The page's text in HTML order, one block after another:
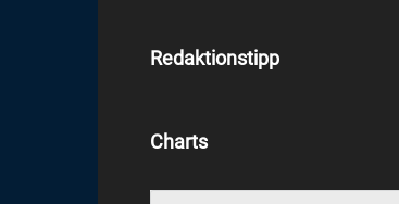
Redaktionstipp
Charts